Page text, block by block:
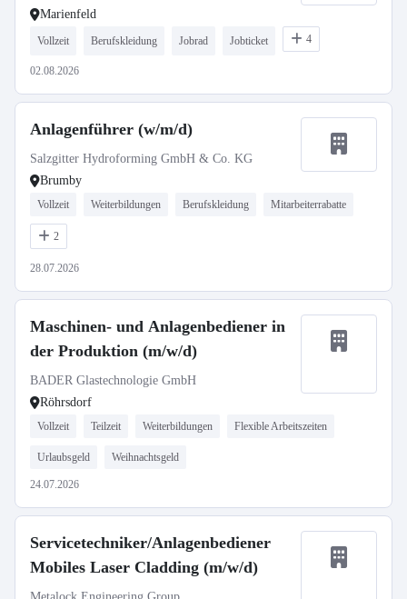
Marienfeld
Vollzeit Berufskleidung Jobrad Jobticket 4
02.08.2026
Anlagenführer (w/m/d)
Salzgitter Hydroforming GmbH & Co. KG
Brumby
Vollzeit Weiterbildungen Berufskleidung Mitarbeiterrabatte
2
28.07.2026
Maschinen- und Anlagenbediener in
der Produktion (m/w/d)
BADER Glastechnologie GmbH
Röhrsdorf
Vollzeit Teilzeit Weiterbildungen Flexible Arbeitszeiten
Urlaubsgeld Weihnachtsgeld
24.07.2026
Servicetechniker/Anlagenbediener
Mobiles Laser Cladding (m/w/d)